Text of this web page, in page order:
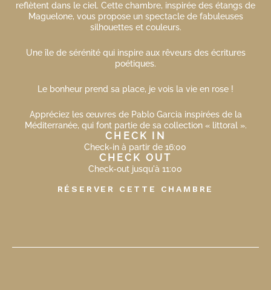
reflètent dans le ciel. Cette chambre, inspirée des étangs de
Maguelone, vous propose un spectacle de fabuleuses
silhouettes et couleurs.
Une île de sérénité qui inspire aux rêveurs des écritures
poétiques.
Le bonheur prend sa place, je vois la vie en rose !
Appréciez les œuvres de Pablo Garcia inspirées de la
Méditerranée, qui font partie de sa collection « littoral ».
RÉSERVER CETTE CHAMBRE
CHECK IN
Check-in à partir de 16:00
CHECK OUT
Check-out jusqu'à 11:00